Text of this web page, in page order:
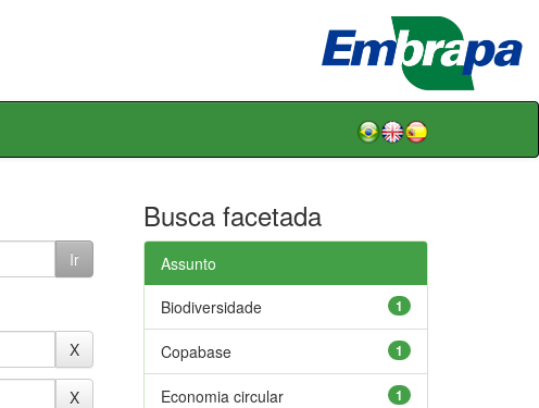
Busca facetada
Assunto
1
Biodiversidade
1
Copabase
1
Economia circular